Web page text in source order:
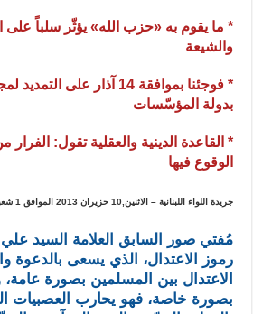
* ما يقوم به «حزب الله» يؤثّر سلباً على
والشيعة
* فوجئنا بموافقة 14 آذار
بدولة المؤسّسات
* القاعدة الدينية والعقلية تقول: الفرار
الوقوع فيها
جريدة اللواء اللبنانية – الاثنين,10 حزيران 2013 الموافق 1 شعبان 1434 هـ
مُفتي صور السابق العلامة السيد علي
رموز الاعتدال، الذي يسعى بالدعوة
الاعتدال بين المسلمين بصورة
بصورة خاصة، فهو يحارب العصبيات